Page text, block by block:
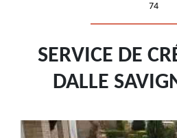
74
SERVICE DE
DALLE